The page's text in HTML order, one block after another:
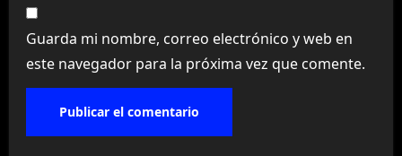
Guarda mi nombre, correo electrónico y web en
este navegador para la próxima vez que comente.